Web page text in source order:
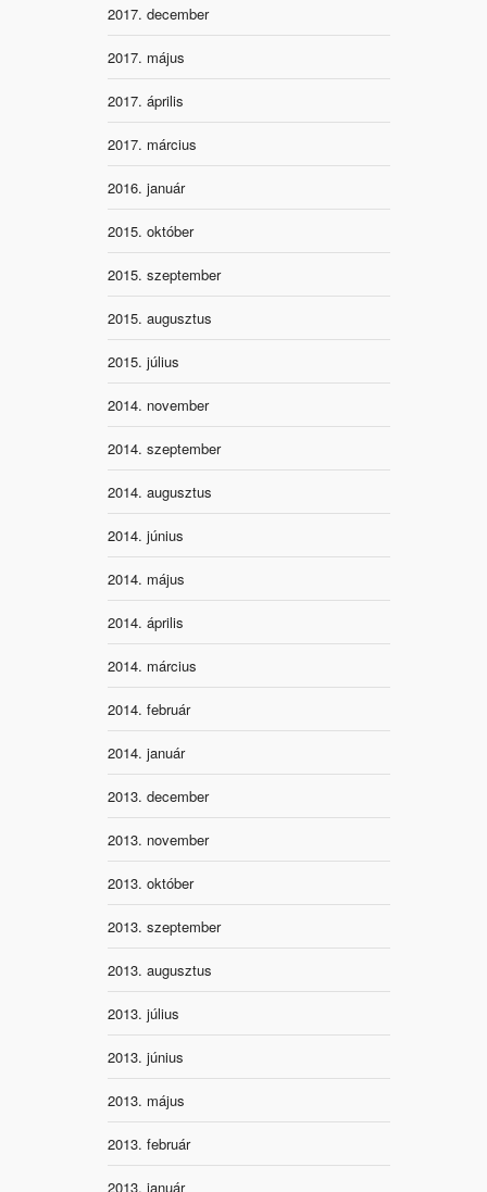
2017. december
2017. május
2017. április
2017. március
2016. január
2015. október
2015. szeptember
2015. augusztus
2015. július
2014. november
2014. szeptember
2014. augusztus
2014. június
2014. május
2014. április
2014. március
2014. február
2014. január
2013. december
2013. november
2013. október
2013. szeptember
2013. augusztus
2013. július
2013. június
2013. május
2013. február
2013. január